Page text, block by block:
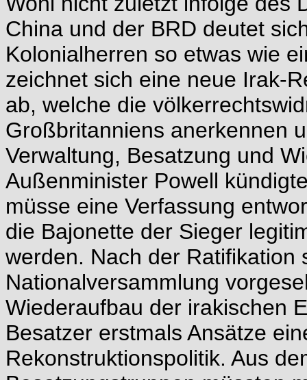
China und der BRD deutet
Kolonialherren so etwas wie
zeichnet sich eine neue Irak-
ab, welche die
Großbritanniens anerkennen
Verwaltung, Besatzung und
Außenminister Powell
müsse eine Verfassung
die Bajonette der Sieger
werden. Nach der Ratifikation
Nationalversammlung
Wiederaufbau der irakischen
Besatzer erstmals Ansätze
Rekonstruktionspolitik. Aus